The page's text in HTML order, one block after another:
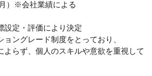
）※会社業績による
設定・評価により決定
ョングレード制度をとっており、
よらず、個人のスキルや意欲を重視して